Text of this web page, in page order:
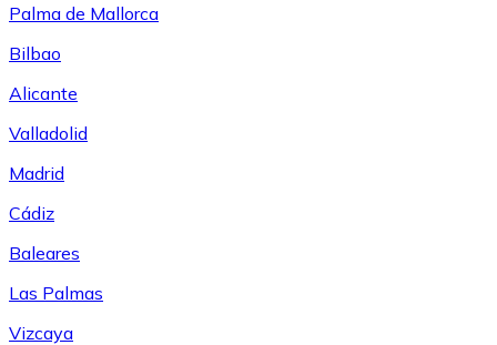
Palma de Mallorca
Bilbao
Alicante
Valladolid
Madrid
Cádiz
Baleares
Las Palmas
Vizcaya